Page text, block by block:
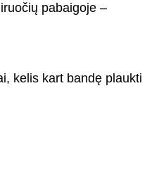
pabaigoje –
kelis kart bandę plaukti